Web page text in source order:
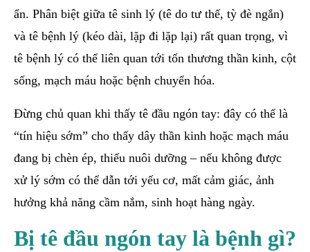
ẩn. Phân biệt giữa tê sinh lý (tê do tư thế, tỳ đè ngắn)
và tê bệnh lý (kéo dài, lặp đi lặp lại) rất quan trọng, vì
tê bệnh lý có thể liên quan tới tổn thương thần kinh, cột
sống, mạch máu hoặc bệnh chuyển hóa.
Đừng chủ quan khi thấy tê đầu ngón tay: đây có thể là
“tín hiệu sớm” cho thấy dây thần kinh hoặc mạch máu
đang bị chèn ép, thiếu nuôi dưỡng – nếu không được
xử lý sớm có thể dẫn tới yếu cơ, mất cảm giác, ảnh
hưởng khả năng cầm nắm, sinh hoạt hàng ngày.
Bị tê đầu ngón tay là bệnh gì?